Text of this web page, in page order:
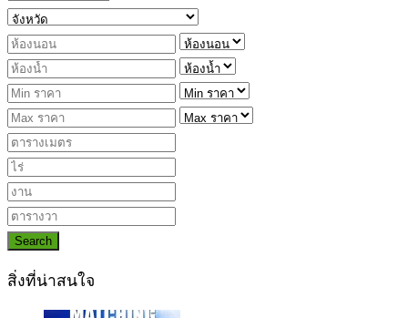
Search
สิ่งที่น่าสนใจ